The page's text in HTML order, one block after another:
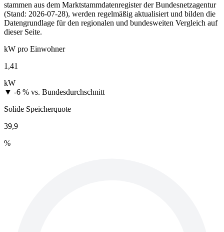
stammen aus dem Marktstammdatenregister der Bundesnetzagentur
(Stand: 2026-07-28), werden regelmäßig aktualisiert und bilden die
Datengrundlage für den regionalen und bundesweiten Vergleich auf
dieser Seite.
kW pro Einwohner
1,41
kW
▼ -6 % vs. Bundesdurchschnitt
Solide Speicherquote
39,9
%